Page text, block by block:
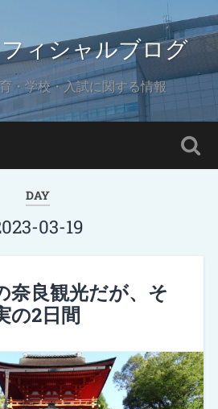
ィシャルブログ
・学校・入試に関する情報
DAY
03-19
奈良観光だが、そ
の2日間